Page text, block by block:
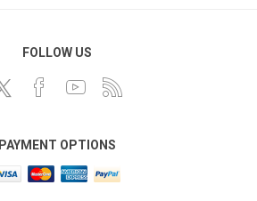
FOLLOW US
PAYMENT OPTIONS